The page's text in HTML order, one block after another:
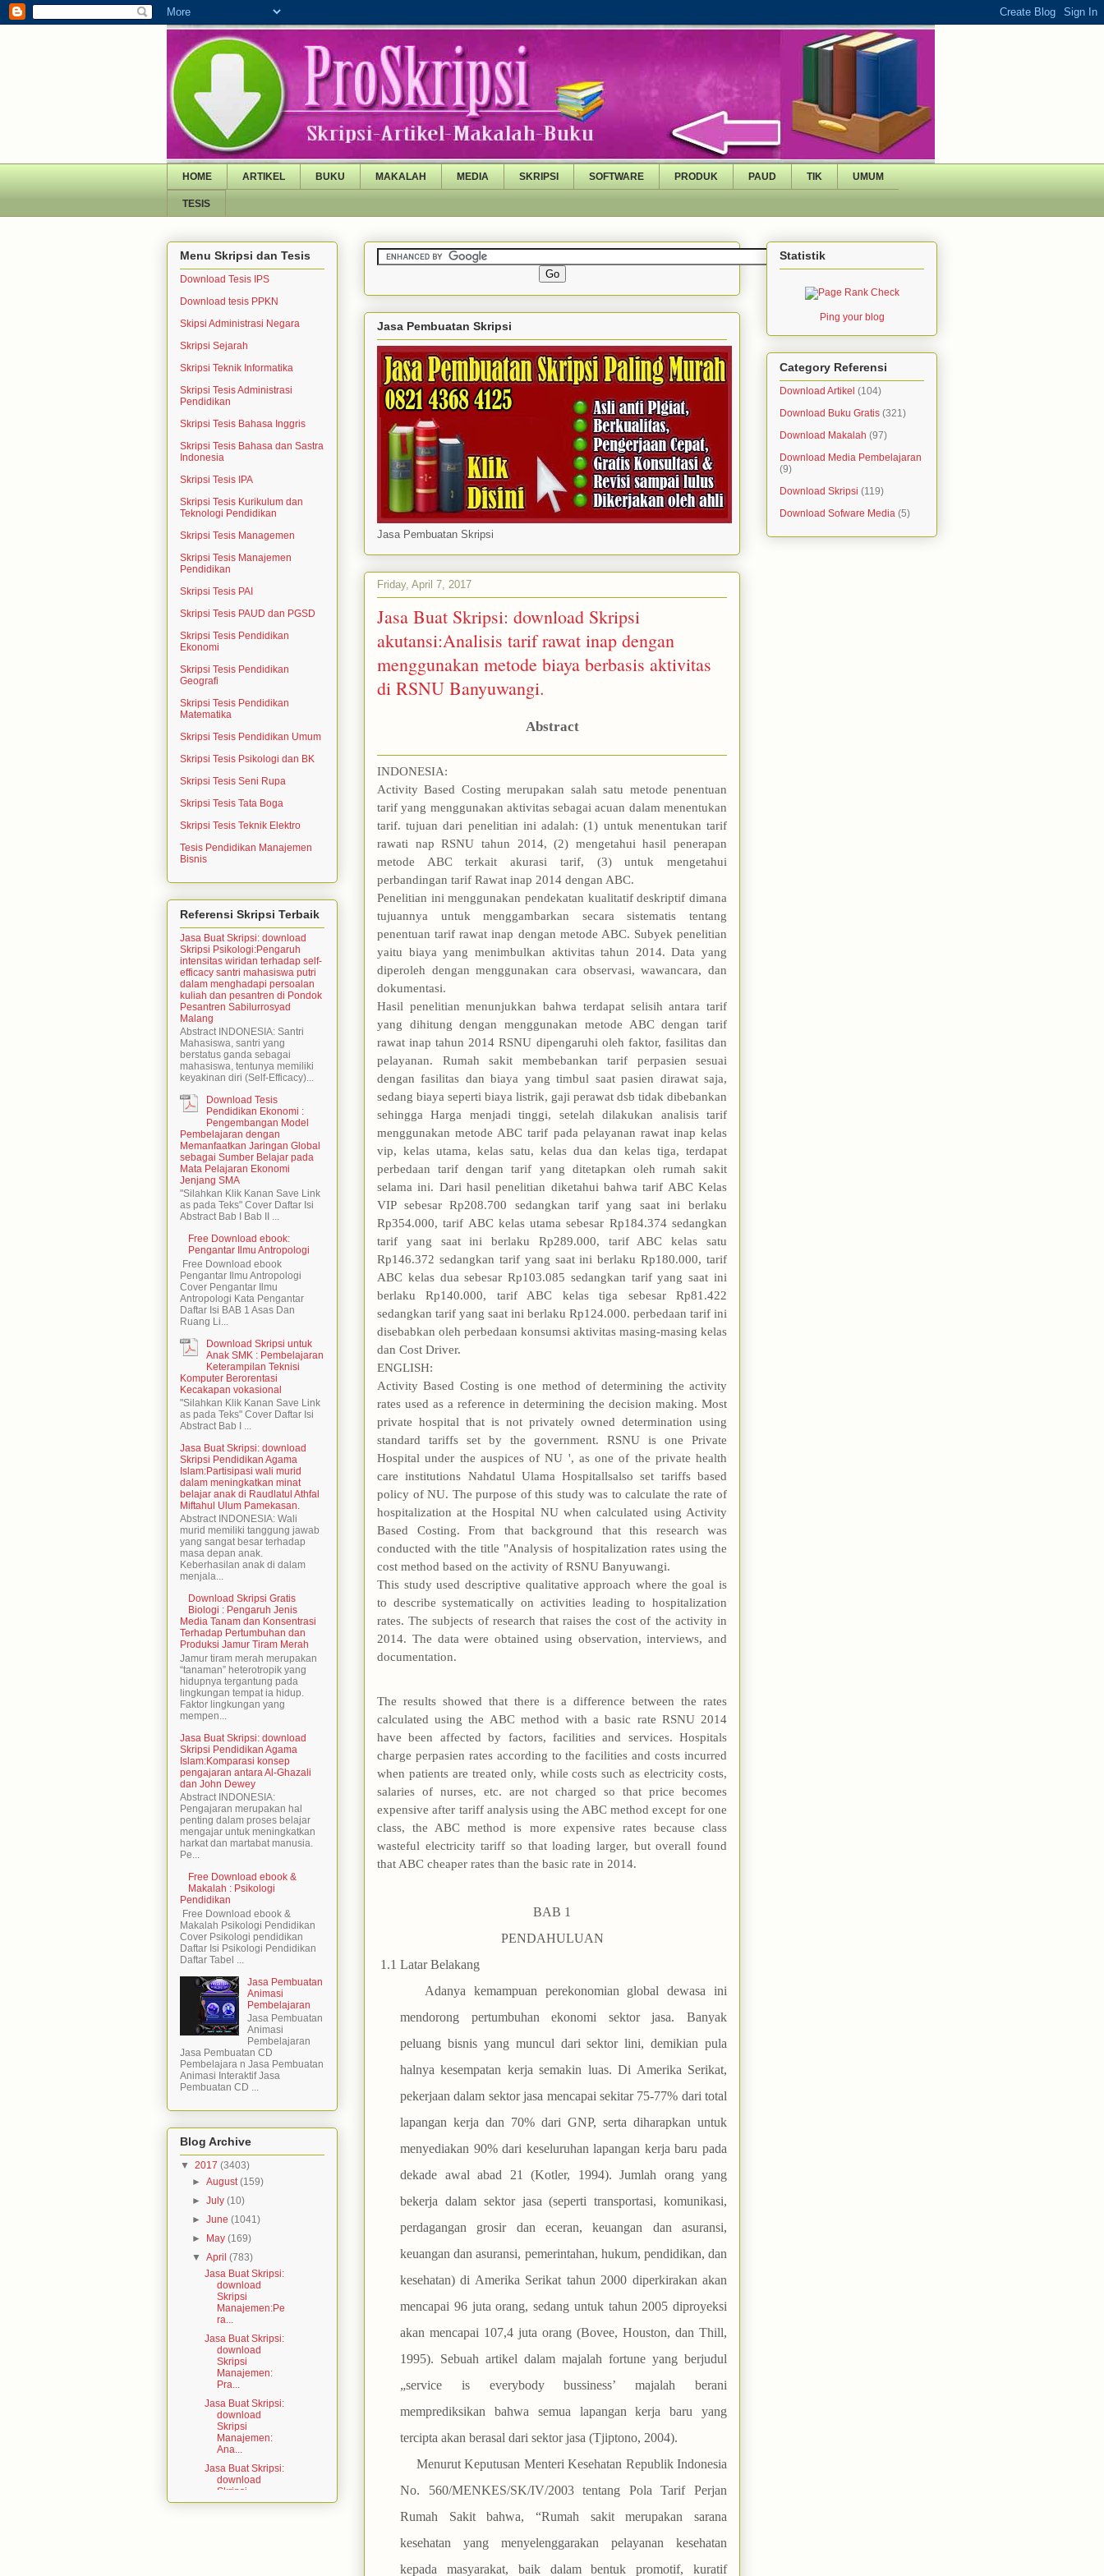
HOME ARTIKEL BUKU MAKALAH MEDIA SKRIPSI SOFTWARE PRODUK PAUD TIK UMUM
TESIS
Jasa Pembuatan Skripsi
Jasa Pembuatan Skripsi
Friday, April 7, 2017
Jasa Buat Skripsi: download Skripsi
akutansi:Analisis tarif rawat inap dengan
menggunakan metode biaya berbasis aktivitas
di RSNU Banyuwangi.
Abstract
INDONESIA:
Activity Based Costing merupakan salah satu metode penentuan
tarif yang menggunakan aktivitas sebagai acuan dalam menentukan
tarif. tujuan dari penelitian ini adalah: (1) untuk menentukan tarif
rawati nap RSNU tahun 2014, (2) mengetahui hasil penerapan
metode ABC terkait akurasi tarif, (3) untuk mengetahui
perbandingan tarif Rawat inap 2014 dengan ABC.
Penelitian ini menggunakan pendekatan kualitatif deskriptif dimana
tujuannya untuk menggambarkan secara sistematis tentang
penentuan tarif rawat inap dengan metode ABC. Subyek penelitian
yaitu biaya yang menimbulkan aktivitas tahun 2014. Data yang
diperoleh dengan menggunakan cara observasi, wawancara, dan
dokumentasi.
Hasil penelitian menunjukkan bahwa terdapat selisih antara tarif
yang dihitung dengan menggunakan metode ABC dengan tarif
rawat inap tahun 2014 RSNU dipengaruhi oleh faktor, fasilitas dan
pelayanan. Rumah sakit membebankan tarif perpasien sesuai
dengan fasilitas dan biaya yang timbul saat pasien dirawat saja,
sedang biaya seperti biaya listrik, gaji perawat dsb tidak dibebankan
sehingga Harga menjadi tinggi, setelah dilakukan analisis tarif
menggunakan metode ABC tarif pada pelayanan rawat inap kelas
vip, kelas utama, kelas satu, kelas dua dan kelas tiga, terdapat
perbedaan tarif dengan tarif yang ditetapkan oleh rumah sakit
selama ini. Dari hasil penelitian diketahui bahwa tarif ABC Kelas
VIP sebesar Rp208.700 sedangkan tarif yang saat ini berlaku
Rp354.000, tarif ABC kelas utama sebesar Rp184.374 sedangkan
tarif yang saat ini berlaku Rp289.000, tarif ABC kelas satu
Rp146.372 sedangkan tarif yang saat ini berlaku Rp180.000, tarif
ABC kelas dua sebesar Rp103.085 sedangkan tarif yang saat ini
berlaku Rp140.000, tarif ABC kelas tiga sebesar Rp81.422
sedangkan tarif yang saat ini berlaku Rp124.000. perbedaan tarif ini
disebabkan oleh perbedaan konsumsi aktivitas masing-masing kelas
dan Cost Driver.
ENGLISH:
Activity Based Costing is one method of determining the activity
rates used as a reference in determining the decision making. Most
private hospital that is not privately owned determination using
standard tariffs set by the government. RSNU is one Private
Hospital under the auspices of NU ', as one of the private health
care institutions Nahdatul Ulama Hospitallsalso set tariffs based
policy of NU. The purpose of this study was to calculate the rate of
hospitalization at the Hospital NU when calculated using Activity
Based Costing. From that background that this research was
conducted with the title "Analysis of hospitalization rates using the
cost method based on the activity of RSNU Banyuwangi.
This study used descriptive qualitative approach where the goal is
to describe systematically on activities leading to hospitalization
rates. The subjects of research that raises the cost of the activity in
2014. The data were obtained using observation, interviews, and
documentation.
The results showed that there is a difference between the rates
calculated using the ABC method with a basic rate RSNU 2014
have been affected by factors, facilities and services. Hospitals
charge perpasien rates according to the facilities and costs incurred
when patients are treated only, while costs such as electricity costs,
salaries of nurses, etc. are not charged so that price becomes
expensive after tariff analysis using the ABC method except for one
class, the ABC method is more expensive rates because class
wasteful electricity tariff so that loading larger, but overall found
that ABC cheaper rates than the basic rate in 2014.
BAB 1
PENDAHULUAN
1.1 Latar Belakang
Adanya kemampuan perekonomian global dewasa ini
mendorong pertumbuhan ekonomi sektor jasa. Banyak
peluang bisnis yang muncul dari sektor lini, demikian pula
halnya kesempatan kerja semakin luas. Di Amerika Serikat,
pekerjaan dalam sektor jasa mencapai sekitar 75-77% dari total
lapangan kerja dan 70% dari GNP, serta diharapkan untuk
menyediakan 90% dari keseluruhan lapangan kerja baru pada
dekade awal abad 21 (Kotler, 1994). Jumlah orang yang
bekerja dalam sektor jasa (seperti transportasi, komunikasi,
perdagangan grosir dan eceran, keuangan dan asuransi,
keuangan dan asuransi, pemerintahan, hukum, pendidikan, dan
kesehatan) di Amerika Serikat tahun 2000 diperkirakan akan
mencapai 96 juta orang, sedang untuk tahun 2005 diproyeksi
akan mencapai 107,4 juta orang (Bovee, Houston, dan Thill,
1995). Sebuah artikel dalam majalah fortune yang berjudul
„service is everybody bussiness’ majalah berani
memprediksikan bahwa semua lapangan kerja baru yang
tercipta akan berasal dari sektor jasa (Tjiptono, 2004).
Menurut Keputusan Menteri Kesehatan Republik Indonesia
No. 560/MENKES/SK/IV/2003 tentang Pola Tarif Perjan
Rumah Sakit bahwa, “Rumah sakit merupakan sarana
kesehatan yang menyelenggarakan pelayanan kesehatan
kepada masyarakat, baik dalam bentuk promotif, kuratif
Menu Skripsi dan Tesis
Download Tesis IPS
Download tesis PPKN
Skipsi Administrasi Negara
Skripsi Sejarah
Skripsi Teknik Informatika
Skripsi Tesis Administrasi
Pendidikan
Skripsi Tesis Bahasa Inggris
Skripsi Tesis Bahasa dan Sastra
Indonesia
Skripsi Tesis IPA
Skripsi Tesis Kurikulum dan
Teknologi Pendidikan
Skripsi Tesis Managemen
Skripsi Tesis Manajemen
Pendidikan
Skripsi Tesis PAI
Skripsi Tesis PAUD dan PGSD
Skripsi Tesis Pendidikan
Ekonomi
Skripsi Tesis Pendidikan
Geografi
Skripsi Tesis Pendidikan
Matematika
Skripsi Tesis Pendidikan Umum
Skripsi Tesis Psikologi dan BK
Skripsi Tesis Seni Rupa
Skripsi Tesis Tata Boga
Skripsi Tesis Teknik Elektro
Tesis Pendidikan Manajemen
Bisnis
Referensi Skripsi Terbaik
Jasa Buat Skripsi: download
Skripsi Psikologi:Pengaruh
intensitas wiridan terhadap self-
efficacy santri mahasiswa putri
dalam menghadapi persoalan
kuliah dan pesantren di Pondok
Pesantren Sabilurrosyad
Malang
Abstract INDONESIA: Santri
Mahasiswa, santri yang
berstatus ganda sebagai
mahasiswa, tentunya memiliki
keyakinan diri (Self-Efficacy)...
Download Tesis
Pendidikan Ekonomi :
Pengembangan Model
Pembelajaran dengan
Memanfaatkan Jaringan Global
sebagai Sumber Belajar pada
Mata Pelajaran Ekonomi
Jenjang SMA
"Silahkan Klik Kanan Save Link
as pada Teks" Cover Daftar Isi
Abstract Bab I Bab II ...
Free Download ebook:
Pengantar Ilmu Antropologi
Free Download ebook
Pengantar Ilmu Antropologi
Cover Pengantar Ilmu
Antropologi Kata Pengantar
Daftar Isi BAB 1 Asas Dan
Ruang Li...
Download Skripsi untuk
Anak SMK : Pembelajaran
Keterampilan Teknisi
Komputer Berorentasi
Kecakapan vokasional
"Silahkan Klik Kanan Save Link
as pada Teks" Cover Daftar Isi
Abstract Bab I ...
Jasa Buat Skripsi: download
Skripsi Pendidikan Agama
Islam:Partisipasi wali murid
dalam meningkatkan minat
belajar anak di Raudlatul Athfal
Miftahul Ulum Pamekasan.
Abstract INDONESIA: Wali
murid memiliki tanggung jawab
yang sangat besar terhadap
masa depan anak.
Keberhasilan anak di dalam
menjala...
Download Skripsi Gratis
Biologi : Pengaruh Jenis
Media Tanam dan Konsentrasi
Terhadap Pertumbuhan dan
Produksi Jamur Tiram Merah
Jamur tiram merah merupakan
“tanaman” heterotropik yang
hidupnya tergantung pada
lingkungan tempat ia hidup.
Faktor lingkungan yang
mempen...
Jasa Buat Skripsi: download
Skripsi Pendidikan Agama
Islam:Komparasi konsep
pengajaran antara Al-Ghazali
dan John Dewey
Abstract INDONESIA:
Pengajaran merupakan hal
penting dalam proses belajar
mengajar untuk meningkatkan
harkat dan martabat manusia.
Pe...
Free Download ebook &
Makalah : Psikologi
Pendidikan
Free Download ebook &
Makalah Psikologi Pendidikan
Cover Psikologi pendidikan
Daftar Isi Psikologi Pendidikan
Daftar Tabel ...
Jasa Pembuatan
Animasi
Pembelajaran
Jasa Pembuatan
Animasi
Pembelajaran
Jasa Pembuatan CD
Pembelajara n Jasa Pembuatan
Animasi Interaktif Jasa
Pembuatan CD ...
Blog Archive
▼ 2017 (3403)
►August(159)
►July(10)
►June(1041)
►
May(169)
▼April(783)
Jasa Buat Skripsi:
download
Skripsi
Manajemen:Pe
ra...
Jasa Buat Skripsi:
download
Skripsi
Manajemen:
Pra...
Jasa Buat Skripsi:
download
Skripsi
Manajemen:
Ana...
Jasa Buat Skripsi:
download
Skripsi
Manajemen:
Statistik
Ping your blog
Category Referensi
Download Artikel (104)
Download Buku Gratis (321)
Download Makalah (97)
Download Media Pembelajaran
(9)
Download Skripsi (119)
Download Sofware Media (5)